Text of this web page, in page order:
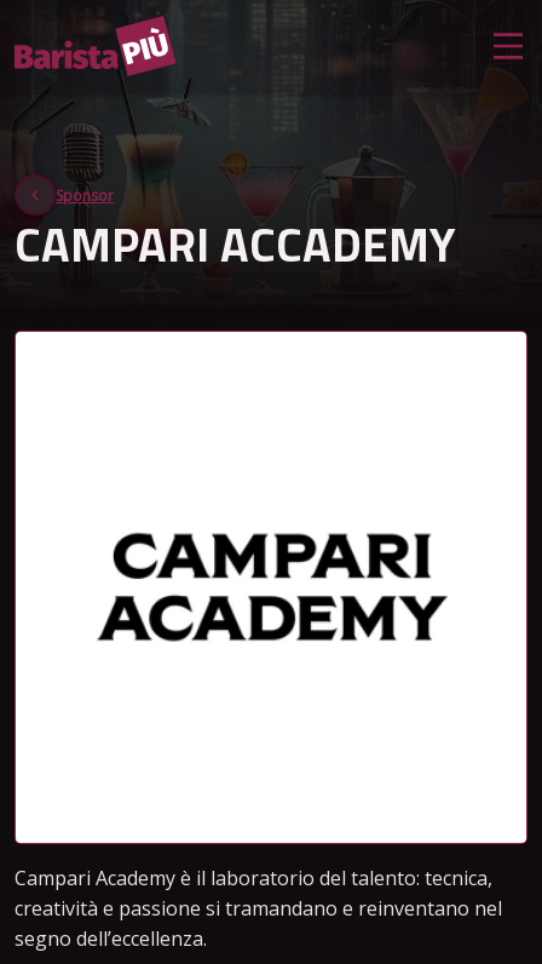
Sponsor
CAMPARI ACCADEMY
Campari Academy è il laboratorio del talento: tecnica,
creatività e passione si tramandano e reinventano nel
segno dell’eccellenza.